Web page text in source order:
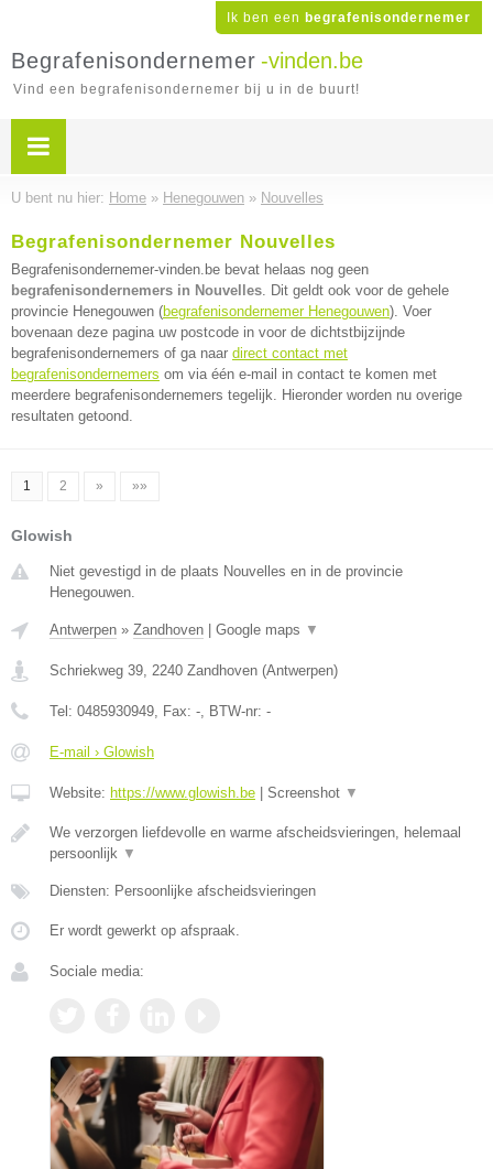
Ik ben een begrafenisondernemer
Begrafenisondernemer -vinden.be
Vind een begrafenisondernemer bij u in de buurt!
U bent nu hier: Home » Henegouwen » Nouvelles
Begrafenisondernemer Nouvelles
Begrafenisondernemer-vinden.be bevat helaas nog geen
begrafenisondernemers in Nouvelles. Dit geldt ook voor de gehele
provincie Henegouwen (begrafenisondernemer Henegouwen). Voer
bovenaan deze pagina uw postcode in voor de dichtstbijzijnde
begrafenisondernemers of ga naar direct contact met
begrafenisondernemers om via één e-mail in contact te komen met
meerdere begrafenisondernemers tegelijk. Hieronder worden nu overige
resultaten getoond.
1 2 » »»
Glowish
Niet gevestigd in de plaats Nouvelles en in de provincie
Henegouwen.
Antwerpen » Zandhoven Google maps ▼
Schriekweg 39, 2240 Zandhoven (Antwerpen)
Tel: 0485930949, Fax: -, BTW-nr: -
E-mail › Glowish
Website: https://www.glowish.be Screenshot ▼
We verzorgen liefdevolle en warme afscheidsvieringen, helemaal
persoonlijk ▼
Diensten: Persoonlijke afscheidsvieringen
Er wordt gewerkt op afspraak.
Sociale media: